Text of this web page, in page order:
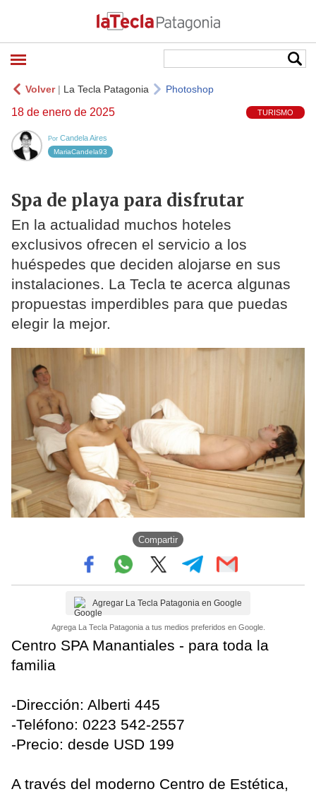
Volver| La Tecla Patagonia Photoshop
18 de enero de 2025 TURISMO
Por Candela Aires
MariaCandela93
Spa de playa para disfrutar
En la actualidad muchos hoteles
exclusivos ofrecen el servicio a los
huéspedes que deciden alojarse en sus
instalaciones. La Tecla te acerca algunas
propuestas imperdibles para que puedas
elegir la mejor.
Compartir
Agregar La Tecla Patagonia en Google
Agrega La Tecla Patagonia a tus medios preferidos en Google.
Centro SPA Manantiales - para toda la
familia
-Dirección: Alberti 445
-Teléfono: 0223 542-2557
-Precio: desde USD 199
A través del moderno Centro de Estética,